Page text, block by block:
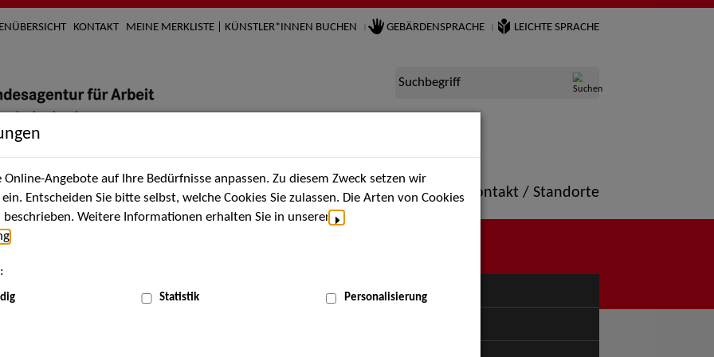
KONTAKT MEINE MERKLISTE | KÜNSTLER*INNEN BUCHEN GEBÄRDENSPRACHE LEICHTE SPRACHE
Suchbegriff
Künstler*innen Über uns Aktuelles Termine Portfolio Kontakt / Standorte
MENÜ
Angebote auf Ihre Bedürfnisse anpassen. Zu diesem Zweck setzen wir
Entscheiden Sie bitte selbst, welche Cookies Sie zulassen. Die Arten von Cookies
Weitere Informationen erhalten Sie in unserer
Statistik Personalisierung